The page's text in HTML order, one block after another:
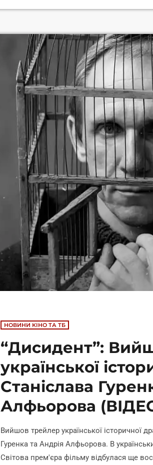
НОВИНИ КІНО ТА ТБ
“Дисидент”:
української
Станіслава
Алфьорова
Вийшов трейлер української історичної
Гуренка та Андрія Алфьорова. В
Світова прем'єра фільму відбулася ще